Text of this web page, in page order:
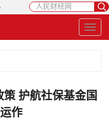
护航社保基金国
作